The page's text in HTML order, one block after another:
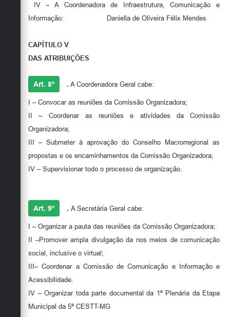
IV – A Coordenadora de Infraestrutura, Comunicação e
Informação: Daniella de Oliveira Félix Mendes
CAPÍTULO V
DAS ATRIBUIÇÕES
Art. 8º . A Coordenadora Geral cabe:
I – Convocar as reuniões da Comissão Organizadora;
II – Coordenar as reuniões e atividades da Comissão
Organizadora;
III – Submeter à aprovação do Conselho Macrorregional as
propostas e os encaminhamentos da Comissão Organizadora;
IV – Supervisionar todo o processo de organização.
Art. 9º . A Secretária Geral cabe:
I – Organizar a pauta das reuniões da Comissão Organizadora;
II –Promover ampla divulgação da nos meios de comunicação
social, inclusive o virtual;
III– Coordenar a Comissão de Comunicação e Informação e
Acessibilidade.
IV – Organizar toda parte documental da 1ª Plenária da Etapa
Municipal da 5ª CESTT-MG